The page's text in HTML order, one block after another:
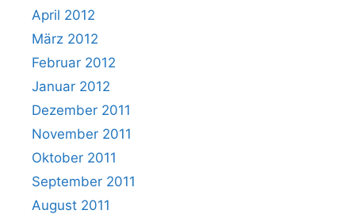
April 2012
März 2012
Februar 2012
Januar 2012
Dezember 2011
November 2011
Oktober 2011
September 2011
August 2011